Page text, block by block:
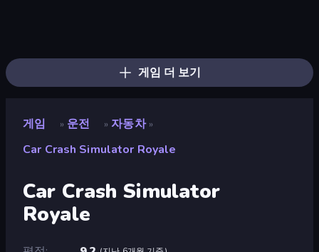
게임 더 보기
게임 » 운전 » 자동차 »
Car Crash Simulator Royale
Car Crash Simulator
Royale